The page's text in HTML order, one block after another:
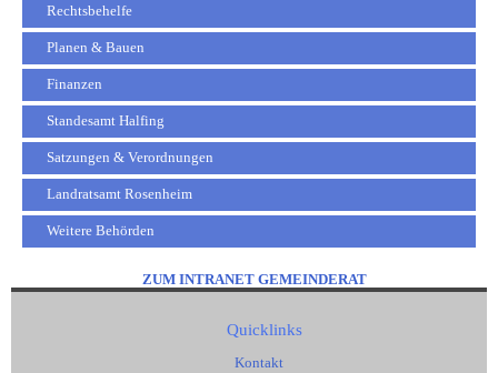
Rechtsbehelfe
Planen & Bauen
Finanzen
Standesamt Halfing
Satzungen & Verordnungen
Landratsamt Rosenheim
Weitere Behörden
ZUM INTRANET GEMEINDERAT
Quicklinks
Kontakt